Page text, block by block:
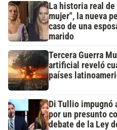
La historia real
mujer", la nueva
caso de una
marido
Tercera Guerra
artificial reveló
países
Di Tullio impugnó
por un presunto
debate de la Ley